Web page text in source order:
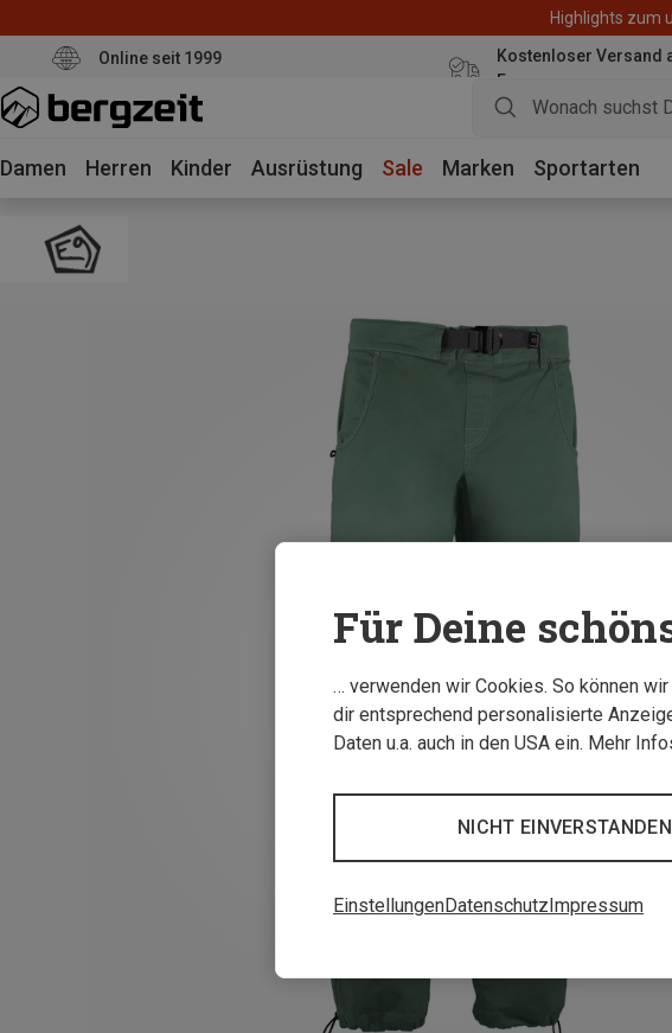
Highlights zum
Online seit 1999
Kostenloser Versand
Euro
Damen Herren Kinder Ausrüstung Sale Marken Sportarten
Für Deine
… verwenden wir Cookies. So können
dir entsprechend personalisierte
Daten u.a. auch in den USA ein. Mehr
NICHT EINVERSTANDEN
EinstellungenDatenschutz Impressum